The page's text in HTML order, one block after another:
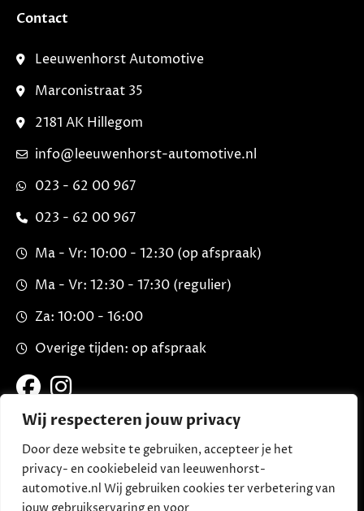
Wij respecteren jouw privacy
Door deze website te gebruiken, accepteer je het
privacy- en cookiebeleid van leeuwenhorst-
automotive.nl Wij gebruiken cookies ter verbetering van
Contact
Leeuwenhorst Automotive
Marconistraat 35
2181 AK Hillegom
info@leeuwenhorst-automotive.nl
023 - 62 00 967
023 - 62 00 967
Ma - Vr: 10:00 - 12:30 (op afspraak)
Ma - Vr: 12:30 - 17:30 (regulier)
Za: 10:00 - 16:00
Overige tijden: op afspraak